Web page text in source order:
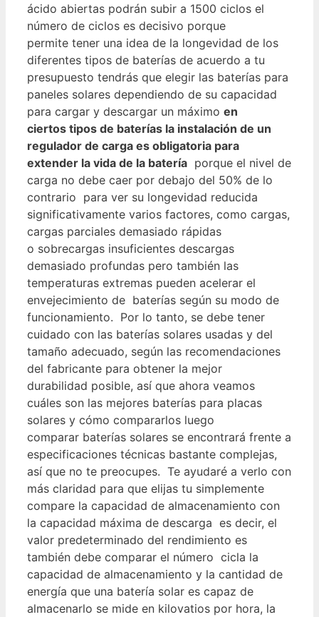
ácido abiertas podrán subir a 1500 ciclos el
número de ciclos es decisivo porque
permite tener una idea de la longevidad de los
diferentes tipos de baterías de acuerdo a tu
presupuesto tendrás que elegir las baterías para
paneles solares dependiendo de su capacidad
para cargar y descargar un máximo en
ciertos tipos de baterías la instalación de un
regulador de carga es obligatoria para
extender la vida de la batería porque el nivel de
carga no debe caer por debajo del 50% de lo
contrario para ver su longevidad reducida
significativamente varios factores, como cargas,
cargas parciales demasiado rápidas
o sobrecargas insuficientes descargas
demasiado profundas pero también las
temperaturas extremas pueden acelerar el
envejecimiento de baterías según su modo de
funcionamiento. Por lo tanto, se debe tener
cuidado con las baterías solares usadas y del
tamaño adecuado, según las recomendaciones
del fabricante para obtener la mejor
durabilidad posible, así que ahora veamos
cuáles son las mejores baterías para placas
solares y cómo compararlos luego
comparar baterías solares se encontrará frente a
especificaciones técnicas bastante complejas,
así que no te preocupes. Te ayudaré a verlo con
más claridad para que elijas tu simplemente
compare la capacidad de almacenamiento con
la capacidad máxima de descarga es decir, el
valor predeterminado del rendimiento es
también debe comparar el número cicla la
capacidad de almacenamiento y la cantidad de
energía que una batería solar es capaz de
almacenarlo se mide en kilovatios por hora, la